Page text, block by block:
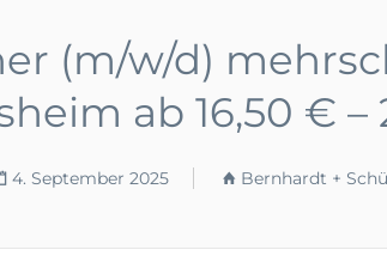
(m/w/d)
ab 16,50 € –
4. September 2025 Bernhardt +